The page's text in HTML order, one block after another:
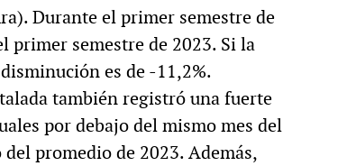
Durante el primer semestre de
primer semestre de 2023. Si la
es de -11,2%.
también registró una fuerte
por debajo del mismo mes del
promedio de 2023. Además,